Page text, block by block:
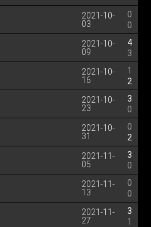
2021-10-
03
0
0
2021-10-
09
4
3
2021-10-
16
1
2
2021-10-
23
3
0
2021-10-
31
0
2
2021-11-
05
3
0
2021-11-
13
0
0
2021-11-
27
3
1